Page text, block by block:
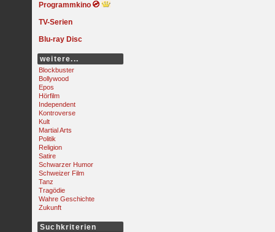
Programmkino
TV-Serien
Blu-ray Disc
weitere...
Blockbuster
Bollywood
Epos
Hörfilm
Independent
Kontroverse
Kult
Martial Arts
Politik
Religion
Satire
Schwarzer Humor
Schweizer Film
Tanz
Tragödie
Wahre Geschichte
Zukunft
Suchkriterien